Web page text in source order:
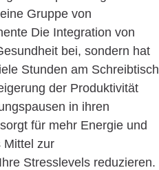
Gruppe von
Die Integration von
bei, sondern hat
Stunden am Schreibtisch
der Produktivität
in ihren
für mehr Energie und
Mittel zur
Stresslevels reduzieren.